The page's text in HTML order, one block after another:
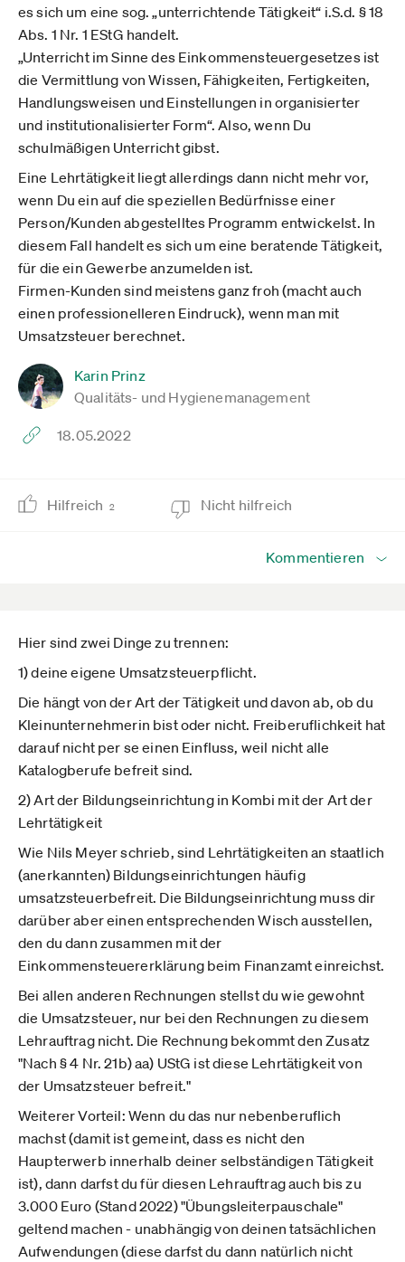
es sich um eine sog. „unterrichtende Tätigkeit“ i.S.d. § 18
Abs. 1 Nr. 1 EStG handelt.
„Unterricht im Sinne des Einkommensteuergesetzes ist
die Vermittlung von Wissen, Fähigkeiten, Fertigkeiten,
Handlungsweisen und Einstellungen in organisierter
und institutionalisierter Form“. Also, wenn Du
schulmäßigen Unterricht gibst.
Eine Lehrtätigkeit liegt allerdings dann nicht mehr vor,
wenn Du ein auf die speziellen Bedürfnisse einer
Person/Kunden abgestelltes Programm entwickelst. In
diesem Fall handelt es sich um eine beratende Tätigkeit,
für die ein Gewerbe anzumelden ist.
Firmen-Kunden sind meistens ganz froh (macht auch
einen professionelleren Eindruck), wenn man mit
Umsatzsteuer berechnet.
Karin Prinz
Qualitäts- und Hygienemanagement
18.05.2022
Hilfreich 2 Nicht hilfreich
Kommentieren
Hier sind zwei Dinge zu trennen:
1) deine eigene Umsatzsteuerpflicht.
Die hängt von der Art der Tätigkeit und davon ab, ob du
Kleinunternehmerin bist oder nicht. Freiberuflichkeit hat
darauf nicht per se einen Einfluss, weil nicht alle
Katalogberufe befreit sind.
2) Art der Bildungseinrichtung in Kombi mit der Art der
Lehrtätigkeit
Wie Nils Meyer schrieb, sind Lehrtätigkeiten an staatlich
(anerkannten) Bildungseinrichtungen häufig
umsatzsteuerbefreit. Die Bildungseinrichtung muss dir
darüber aber einen entsprechenden Wisch ausstellen,
den du dann zusammen mit der
Einkommensteuererklärung beim Finanzamt einreichst.
Bei allen anderen Rechnungen stellst du wie gewohnt
die Umsatzsteuer, nur bei den Rechnungen zu diesem
Lehrauftrag nicht. Die Rechnung bekommt den Zusatz
"Nach § 4 Nr. 21b) aa) UStG ist diese Lehrtätigkeit von
der Umsatzsteuer befreit."
Weiterer Vorteil: Wenn du das nur nebenberuflich
machst (damit ist gemeint, dass es nicht den
Haupterwerb innerhalb deiner selbständigen Tätigkeit
ist), dann darfst du für diesen Lehrauftrag auch bis zu
3.000 Euro (Stand 2022) "Übungsleiterpauschale"
geltend machen - unabhängig von deinen tatsächlichen
Aufwendungen (diese darfst du dann natürlich nicht